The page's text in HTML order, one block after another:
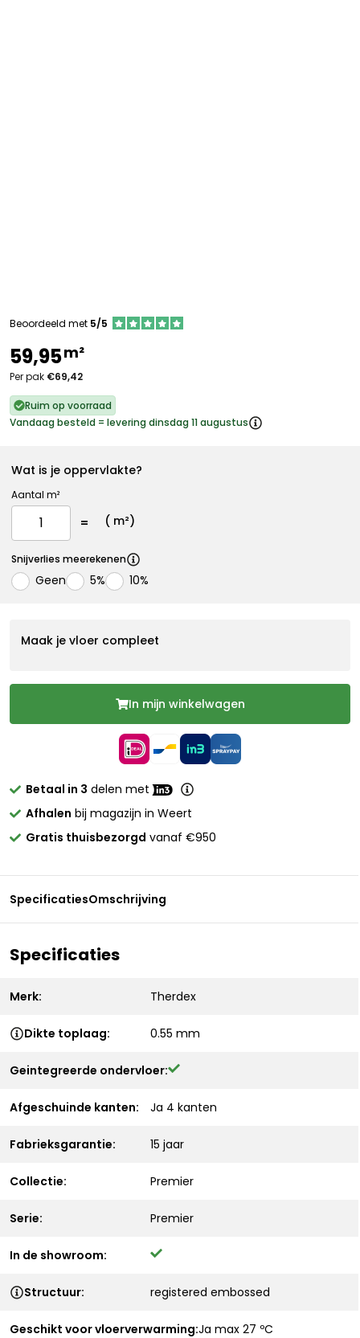
Beoordeeld met 5/5
59,95m²
Per pak €69,42
Ruim op voorraad
Vandaag besteld = levering dinsdag 11 augustus
Wat is je oppervlakte?
Aantal m²
( m²)
Snijverlies meerekenen
Geen 5% 10%
Maak je vloer compleet
In mijn winkelwagen
Betaal in 3 delen met
Afhalen bij magazijn in Weert
Gratis thuisbezorgd vanaf €950
SpecificatiesOmschrijving
Specificaties
Merk: Therdex
Dikte toplaag: 0.55 mm
Geintegreerde ondervloer:
Afgeschuinde kanten: Ja 4 kanten
Fabrieksgarantie: 15 jaar
Collectie: Premier
Serie: Premier
In de showroom:
Structuur: registered embossed
Geschikt voor vloerverwarming:Ja max 27 ºC